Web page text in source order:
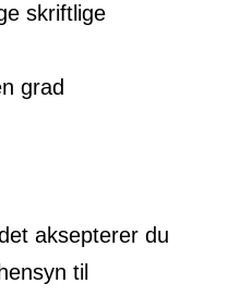
skriftlige
grad
aksepterer du
til